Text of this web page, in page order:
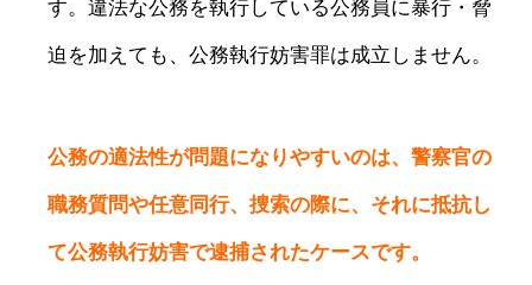
す。違法な公務を執行している公務員に暴行・脅
迫を加えても、公務執行妨害罪は成立しません。
公務の適法性が問題になりやすいのは、警察官の
職務質問や任意同行、捜索の際に、それに抵抗し
て公務執行妨害で逮捕されたケースです。